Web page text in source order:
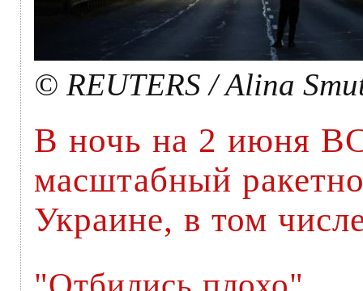
© REUTERS / Alina
В ночь на 2 июня
масштабный
Украине, в том